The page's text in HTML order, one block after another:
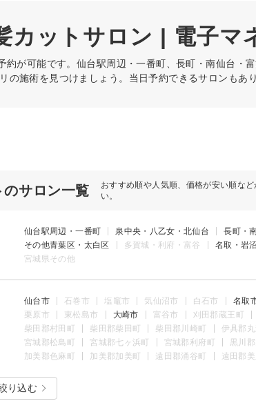
カットサロン | 電子マ
約が可能です。仙台駅周辺・一番町、長町・南仙台・
施術を見つけましょう。当日予約できるサロンもあり
サロン一覧
おすすめ順や人気順、価格が安い順な
い。
仙台駅周辺・一番町 泉中央・八乙女・北仙台 長町・
その他青葉区・太白区
多賀城・利府・富谷 名取・岩
宮城県その他
仙台市 石巻市 塩竈市 気仙沼市 白石市 名取
栗原市
東松島市 大崎市 富谷市 刈田郡蔵王町
柴田郡村田町
柴田郡柴田町 柴田郡川崎町 伊具郡丸
宮城郡松島町
宮城郡七ヶ浜町 宮城郡利府町 黒川郡
加美郡色麻町
加美郡加美町 遠田郡涌谷町 遠田郡美
り込む